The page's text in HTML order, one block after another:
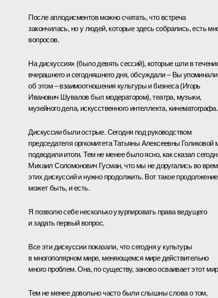
После аплодисментов можно считать, что встреча
закончилась, но у людей, которые здесь собрались, есть
вопросов.
На дискуссиях (было девять сессий), которые шли в
вчерашнего и сегодняшнего дня, обсуждали – Вы упоминали
об этом – взаимоотношения культуры и бизнеса (Игорь
Иванович Шуваловбыл модератором), театра, музыки,
музейного дела, искусственного интеллекта, кинематографа.
Дискуссии были острые. Сегодня под руководством
председателя оргкомитета Татьяны Алексеевны Голиковой
подводили итоги. Тем не менее было ясно, как сказал
Михаил Соломонович Гусман, что мы не доругались во
этих дискуссий и нужно продолжить. Вот такое
может быть, и есть.
Я позволю себе несколько узурпировать права ведущего
и задать первый вопрос.
Все эти дискуссии показали, что сегодня у культуры
в многополярном мире, меняющемся мире действительно
много проблем. Она, по существу, заново осваивает этот
Тем не менее довольно часто были слышны слова о том,